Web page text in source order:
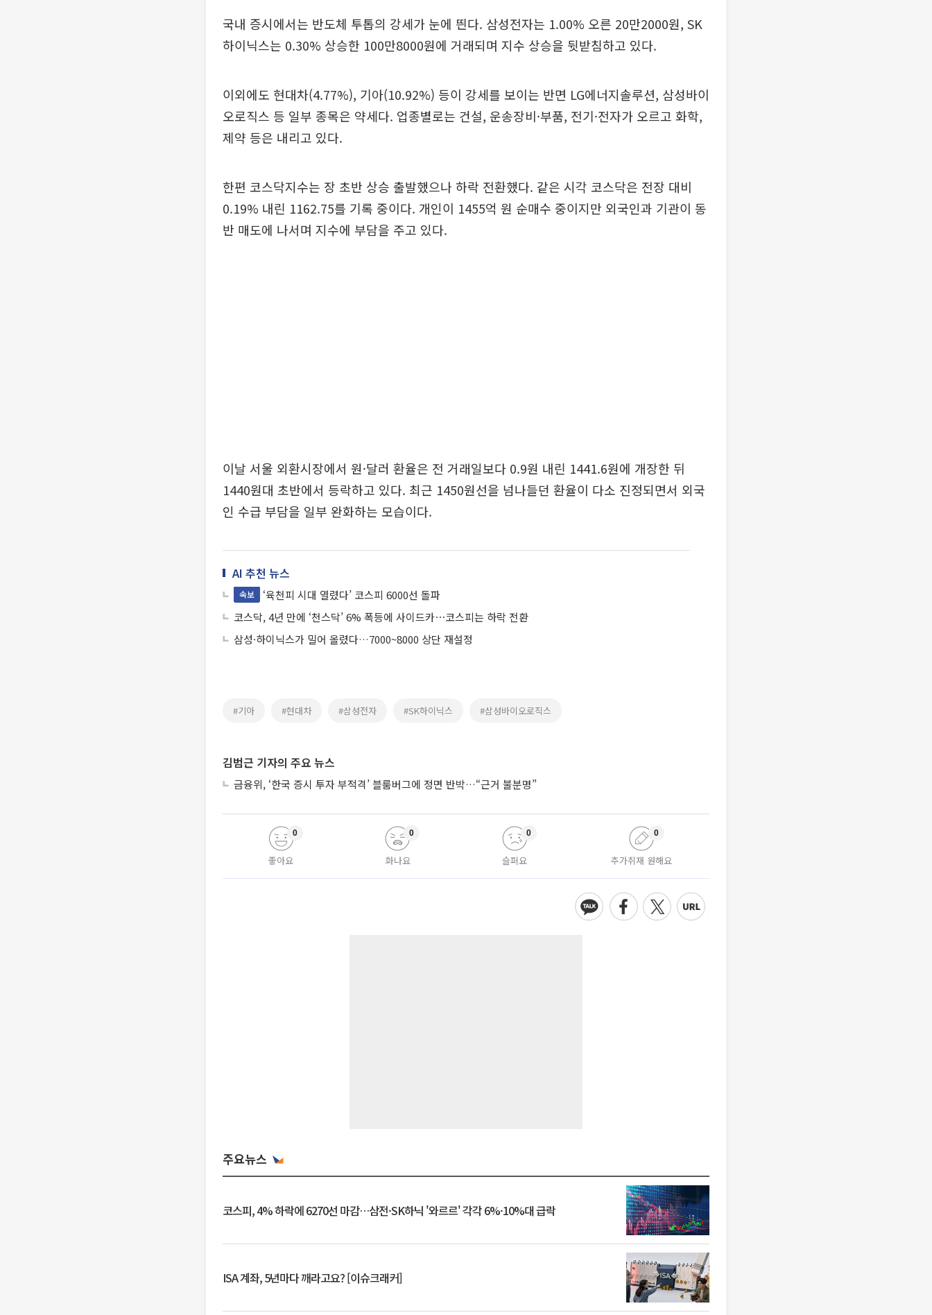
국내 증시에서는 반도체 투톱의 강세가 눈에 띈다. 삼성전자는 1.00% 오른 20만2000원, SK
하이닉스는 0.30% 상승한 100만8000원에 거래되며 지수 상승을 뒷받침하고 있다.
이외에도 현대차(4.77%), 기아(10.92%) 등이 강세를 보이는 반면 LG에너지솔루션, 삼성바이
오로직스 등 일부 종목은 약세다. 업종별로는 건설, 운송장비·부품, 전기·전자가 오르고 화학,
제약 등은 내리고 있다.
한편 코스닥지수는 장 초반 상승 출발했으나 하락 전환했다. 같은 시각 코스닥은 전장 대비
0.19% 내린 1162.75를 기록 중이다. 개인이 1455억 원 순매수 중이지만 외국인과 기관이 동
반 매도에 나서며 지수에 부담을 주고 있다.
이날 서울 외환시장에서 원·달러 환율은 전 거래일보다 0.9원 내린 1441.6원에 개장한 뒤
1440원대 초반에서 등락하고 있다. 최근 1450원선을 넘나들던 환율이 다소 진정되면서 외국
인 수급 부담을 일부 완화하는 모습이다.
AI 추천 뉴스
속보
‘육천피 시대 열렸다’ 코스피 6000선 돌파
코스닥, 4년 만에 ‘천스닥’ 6% 폭등에 사이드카⋯코스피는 하락 전환
삼성·하이닉스가 밀어 올렸다…7000~8000 상단 재설정
#기아 #현대차 #삼성전자 #SK하이닉스 #삼성바이오로직스
김범근 기자의 주요 뉴스
금융위, ‘한국 증시 투자 부적격’ 블룸버그에 정면 반박…“근거 불분명”
좋아요
0
화나요
0
슬퍼요
0
추가취재 원해요
0
주요뉴스
코스피, 4% 하락에 6270선 마감…삼전·SK하닉 '와르르' 각각 6%·10%대 급락
ISA 계좌, 5년마다 깨라고요? [이슈크래커]